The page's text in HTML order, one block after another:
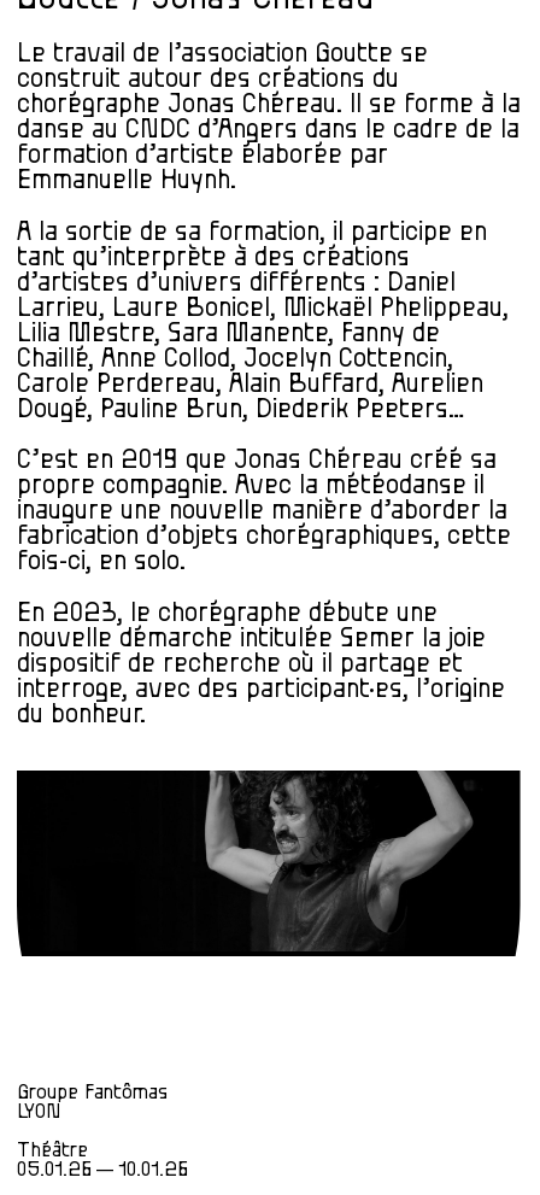
Le travail de l’association Goutte se
construit autour des créations du
chorégraphe Jonas Chéreau. Il se forme à la
danse au CNDC d’Angers dans le cadre de la
formation d’artiste élaborée par
Emmanuelle Huynh.
A la sortie de sa formation, il participe en
tant qu’interprète à des créations
d’artistes d’univers différents : Daniel
Larrieu, Laure Bonicel, Mickaël Phelippeau,
Lilia Mestre, Sara Manente, Fanny de
Chaillé, Anne Collod, Jocelyn Cottencin,
Carole Perdereau, Alain Buffard, Aurelien
Dougé, Pauline Brun, Diederik Peeters…
C’est en 2019 que Jonas Chéreau créé sa
propre compagnie. Avec la météodanse il
inaugure une nouvelle manière d’aborder la
fabrication d’objets chorégraphiques, cette
fois-ci, en solo.
En 2023, le chorégraphe débute une
nouvelle démarche intitulée Semer la joie
dispositif de recherche où il partage et
interroge, avec des participant·es, l’origine
du bonheur.
Groupe Fantômas
LYON
Théâtre
05.01.26 — 10.01.26